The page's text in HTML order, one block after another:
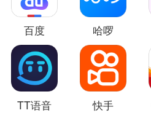
百度 哈啰
TT语音 快手